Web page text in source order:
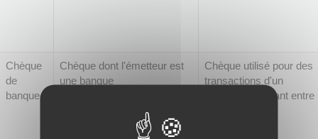
Chèque
de
banque
Chèque dont l'émetteur est
une banque
Chèque utilisé pour des
transactions d'un
montant important entre